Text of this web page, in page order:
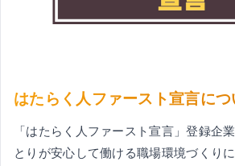
はたらく人ファースト宣言につ
「はたらく人ファースト宣言」登録企
とりが安心して働ける職場環境づくり